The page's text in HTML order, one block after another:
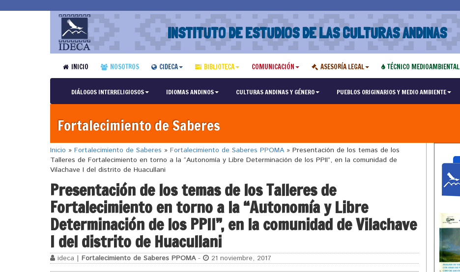
INSTITUTO DE ESTUDIOS DE LAS CULTURAS ANDINAS
INICIO NOSOTROS CIDECA BIBLIOTECA COMUNICACIÓN ASESORÍA LEGAL TÉCNICO MEDIOAMBIENTAL
DIÁLOGOS INTERRELIGIOSOS IDIOMAS ANDINOS CULTURAS ANDINAS Y GÉNERO PUEBLOS ORIGINARIOS Y MEDIO AMBIENTE
Fortalecimiento de Saberes
Inicio » Fortalecimiento de Saberes » Fortalecimiento de Saberes PPOMA » Presentación de los temas de los
Talleres de Fortalecimiento en torno a la “Autonomía y Libre Determinación de los PPII”, en la comunidad de
Vilachave I del distrito de Huacullani
Presentación de los temas de los Talleres de
Fortalecimiento en torno a la “Autonomía y Libre
Determinación de los PPII”, en la comunidad de Vilachave
I del distrito de Huacullani
ideca | Fortalecimiento de Saberes PPOMA- 21 noviembre, 2017